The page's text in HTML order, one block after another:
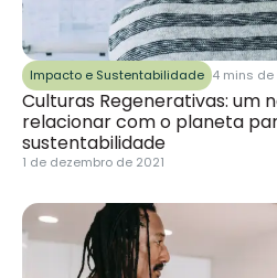
Impacto e Sustentabilidade 4 mins
Culturas Regenerativas: um
relacionar com o planeta
sustentabilidade
1 de dezembro de 2021